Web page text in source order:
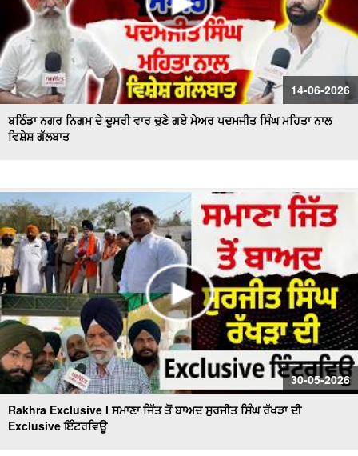
14-06-2026
ਬਠਿੰਡਾ ਨਗਰ ਨਿਗਮ ਦੇ ਦੂਸਰੀ ਵਾਰ ਚੁਣੇ ਗਏ ਮੇਅਰ ਪਦਮਜੀਤ ਸਿੰਘ ਮਹਿਤਾ ਨਾਲ
ਵਿਸ਼ੇਸ਼ ਗੱਲਬਾਤ
30-05-2026
Rakhra Exclusive l ਸਮਾਣਾ ਜਿੱਤ ਤੋਂ ਬਾਅਦ ਸੁਰਜੀਤ ਸਿੰਘ ਰੱਖੜਾ ਦੀ
Exclusive ਇੰਟਰਵਿਊ